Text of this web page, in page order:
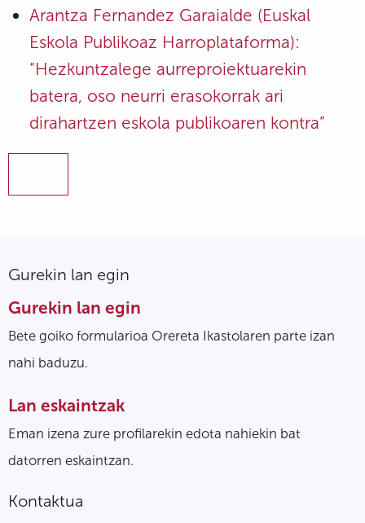
Arantza Fernandez Garaialde (Euskal
Eskola Publikoaz Harroplataforma):
“Hezkuntzalege aurreproiektuarekin
batera, oso neurri erasokorrak ari
dirahartzen eskola publikoaren kontra”
Gurekin lan egin
Gurekin lan egin
Bete goiko formularioa Orereta Ikastolaren parte izan
nahi baduzu.
Lan eskaintzak
Eman izena zure profilarekin edota nahiekin bat
datorren eskaintzan.
Kontaktua